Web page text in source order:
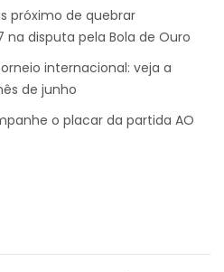
próximo de quebrar
na disputa pela Bola de Ouro
internacional: veja a
de junho
o placar da partida AO